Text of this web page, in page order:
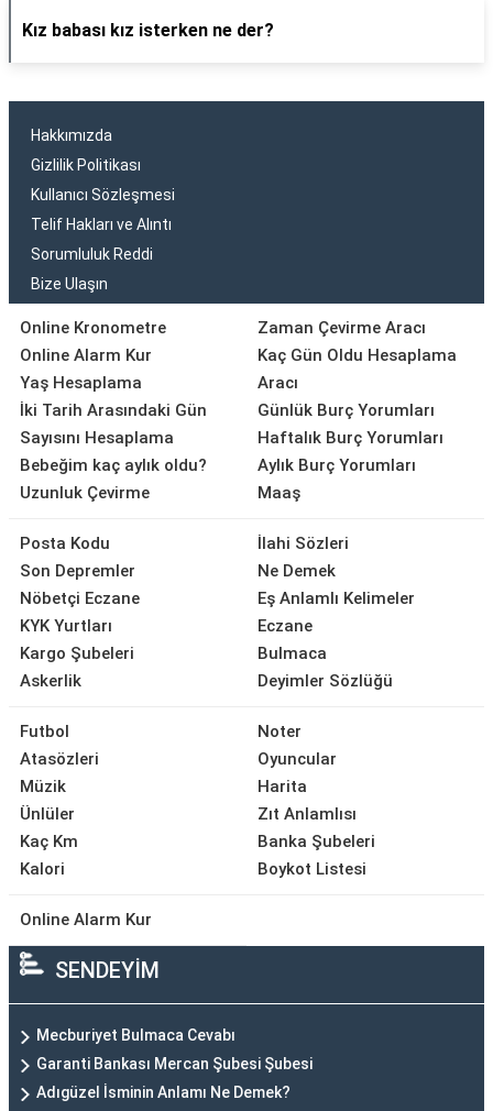
Kız babası kız isterken ne der?
Hakkımızda
Gizlilik Politikası
Kullanıcı Sözleşmesi
Telif Hakları ve Alıntı
Sorumluluk Reddi
Bize Ulaşın
Online Kronometre
Online Alarm Kur
Yaş Hesaplama
İki Tarih Arasındaki Gün
Sayısını Hesaplama
Bebeğim kaç aylık oldu?
Uzunluk Çevirme
Zaman Çevirme Aracı
Kaç Gün Oldu Hesaplama
Aracı
Günlük Burç Yorumları
Haftalık Burç Yorumları
Aylık Burç Yorumları
Maaş
Posta Kodu
Son Depremler
Nöbetçi Eczane
KYK Yurtları
Kargo Şubeleri
Askerlik
İlahi Sözleri
Ne Demek
Eş Anlamlı Kelimeler
Eczane
Bulmaca
Deyimler Sözlüğü
Futbol
Atasözleri
Müzik
Ünlüler
Kaç Km
Kalori
Noter
Oyuncular
Harita
Zıt Anlamlısı
Banka Şubeleri
Boykot Listesi
Online Alarm Kur
SENDEYİM
Mecburiyet Bulmaca Cevabı
Garanti Bankası Mercan Şubesi Şubesi
Adıgüzel İsminin Anlamı Ne Demek?